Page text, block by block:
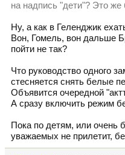
на надпись "дети"? Это же
Ну, а как в Геленджик
Вон, Гомель, вон дальше
пойти не так?
Что руководство одного
стесняется снять белые
Объявится очередной
А сразу включить режим
Пока по детям, или очень
уважаемых не прилетит,